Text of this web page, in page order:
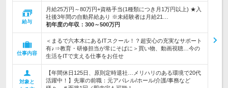
給与
月給25万円～80万円+資格手当(1種類につき月1万円以上) ★入
社後3年間の自動昇給あり ※未経験者は月給21…
初年度の年収： 300～500万円
仕事内容
＜まるで六本木にあるITスクール！？超安心の充実なサポート
有♪⇒教育・研修担当が常にそばに＞買い物、動画視聴…今の
生活をITで支える仕事をお任せ
対象と
【年間休日125日、原則定時退社…メリハリのある環境で20代
活躍中！】先輩の前職：元アパレル/ホール/介護/事務など